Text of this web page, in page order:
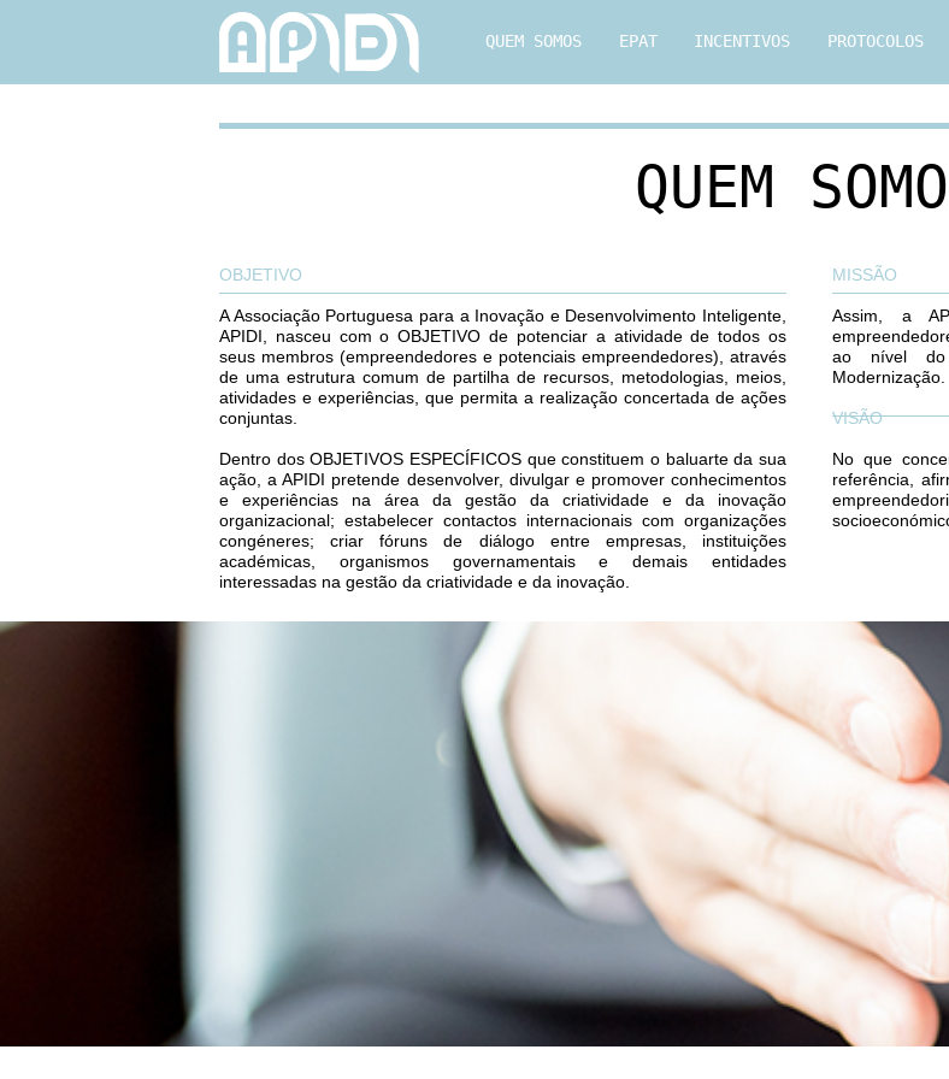
QUEM SOMOS EPAT INCENTIVOS PROTOCOLOS
QUEM
MISSÃO
Assim, a
ao nível do
Modernização.
VISÃO
No que
referência,
OBJETIVO
A Associação Portuguesa para a Inovação e Desenvolvimento Inteligente,
APIDI, nasceu com o OBJETIVO de potenciar a atividade de todos os
seus membros (empreendedores e potenciais empreendedores), através
de uma estrutura comum de partilha de recursos, metodologias, meios,
atividades e experiências, que permita a realização concertada de ações
conjuntas.
Dentro dos OBJETIVOS ESPECÍFICOS que constituem o baluarte da sua
ação, a APIDI pretende desenvolver, divulgar e promover conhecimentos
e experiências na área da gestão da criatividade e da inovação
organizacional; estabelecer contactos internacionais com organizações
congéneres; criar fóruns de diálogo entre empresas, instituições
académicas, organismos governamentais e demais entidades
interessadas na gestão da criatividade e da inovação.